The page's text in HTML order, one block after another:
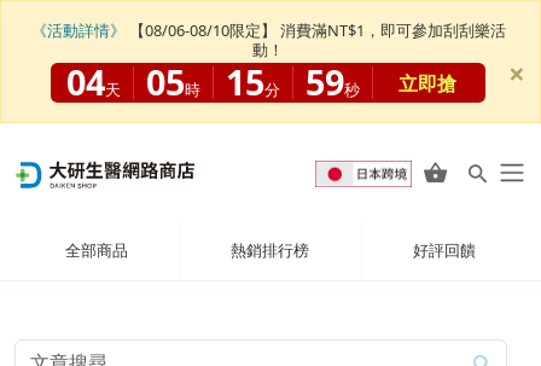
全部商品 熱銷排行榜 好評回饋
《活動詳情》
【08/06-08/10限定】 消費滿NT$1，即可參加刮刮樂活
動！
04天 05時 15分 59秒 立即搶 ×